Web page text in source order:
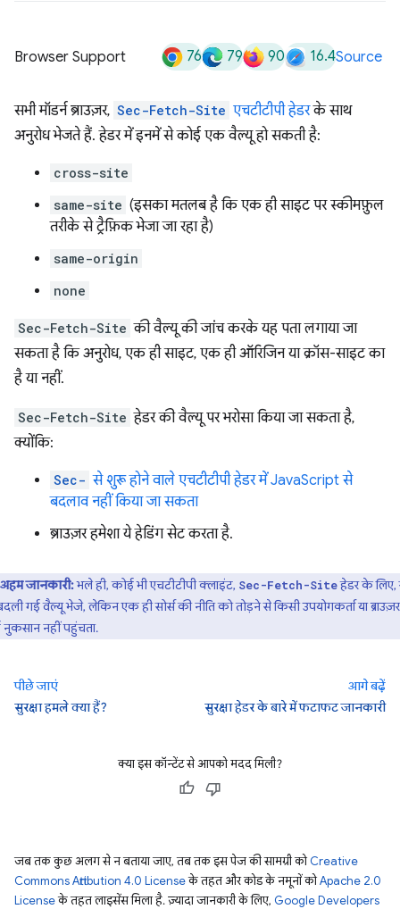
Browser Support 76 79 90 16.4Source
सभी मॉडर्न ब्राउज़र, Sec-Fetch-Site एचटीटीपी हेडरके साथ
अनुरोध भेजते हैं. हेडर में इनमें से कोई एक वैल्यू हो सकती है:
cross-site
same-site (इसका मतलब है कि एक ही साइट पर स्कीमफ़ुल
तरीके से ट्रैफ़िक भेजा जा रहा है)
same-origin
none
Sec-Fetch-Site की वैल्यू की जांच करके यह पता लगाया जा
सकता है कि अनुरोध, एक ही साइट, एक ही ऑरिजिन या क्रॉस-साइट का
है या नहीं.
Sec-Fetch-Site हेडर की वैल्यू पर भरोसा किया जा सकता है,
क्योंकि:
Sec- से शुरू होने वाले एचटीटीपी हेडर में JavaScript से
बदलाव नहीं किया जा सकता
ब्राउज़र हमेशा ये हेडिंग सेट करता है.
अहम जानकारी:भले ही, कोई भी एचटीटीपी क्लाइंट, Sec-Fetch-Siteहेडर के लिए,
गई वैल्यू भेजे, लेकिन एक ही सोर्स की नीति को तोड़ने से किसी उपयोगकर्ता या
नहीं पहुंचता.
पीछे जाएं
सुरक्षा हमले क्या हैं?
आगे बढ़ें
सुरक्षा हेडर के बारे में फटाफट जानकारी
क्या इस कॉन्टेंट से आपको मदद मिली?
जब तक कुछ अलग से न बताया जाए, तब तक इस पेज की सामग्री कोCreative
Commons Attribution 4.0 Licenseके तहत और कोड के नमूनों कोApache 2.0
Licenseके तहत लाइसेंस मिला है. ज़्यादा जानकारी के लिए, Google Developers